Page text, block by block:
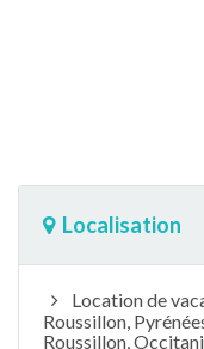
Localisation
Location de
Roussillon,
Roussillon,